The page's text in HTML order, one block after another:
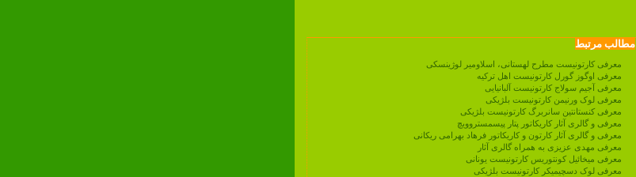
مطالب مرتبط
معرفی کارتونیست مطرح لهستانی، اسلاومیر لوژینسکی
معرفی اوگوز گورل کارتونیست اهل ترکیه
معرفی آجیم سولاج کارتونیست آلبانیایی
معرفی لوک ورنیمن کارتونیست بلژیکی
معرفی کنستانتین سانربرگ کارتونیست بلژیکی
معرفی و گالری آثار کاریکاتور پتار پیسمستروویچ
معرفی و گالری آثار کارتون و کاریکاتور فرهاد بهرامی ریکانی
معرفی مهدی عزیزی به همراه گالری آثار
معرفی میخائیل کونتوریس کارتونیست یونانی
معرفی لوک دسچیمیکر کارتونیست بلژیکی